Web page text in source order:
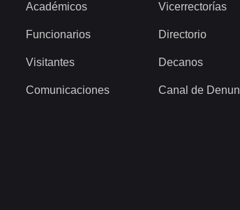
Académicos
Funcionarios
Visitantes
Comunicaciones
Vicerrectorías
Directorio
Decanos
Canal de